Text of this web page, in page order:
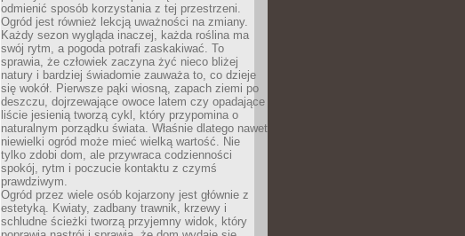
odmienić sposób korzystania z tej przestrzeni.
Ogród jest również lekcją uważności na zmiany.
Każdy sezon wygląda inaczej, każda roślina ma
swój rytm, a pogoda potrafi zaskakiwać. To
sprawia, że człowiek zaczyna żyć nieco bliżej
natury i bardziej świadomie zauważa to, co dzieje
się wokół. Pierwsze pąki wiosną, zapach ziemi po
deszczu, dojrzewające owoce latem czy opadające
liście jesienią tworzą cykl, który przypomina o
naturalnym porządku świata. Właśnie dlatego nawet
niewielki ogród może mieć wielką wartość. Nie
tylko zdobi dom, ale przywraca codzienności
spokój, rytm i poczucie kontaktu z czymś
prawdziwym.
Ogród przez wiele osób kojarzony jest głównie z
estetyką. Kwiaty, zadbany trawnik, krzewy i
schludne ścieżki tworzą przyjemny widok, który